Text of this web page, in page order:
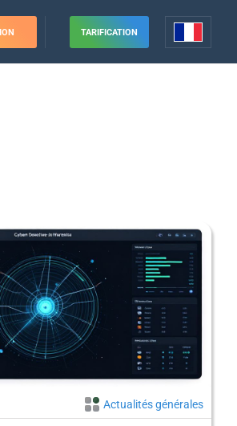
TARIFICATION
Actualités générales